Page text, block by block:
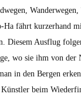
Wan­der­we­gen,
Ha fährt kurz­er­hand
Diesem Aus­flug
wo sie ihm von der
in den Bergen
beim